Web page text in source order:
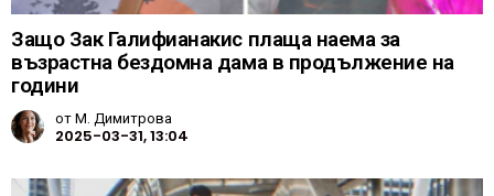
Защо Зак Галифианакис плаща наема за
възрастна бездомна дама в продължение на
години
отМ. Димитрова
2025-03-31, 13:04